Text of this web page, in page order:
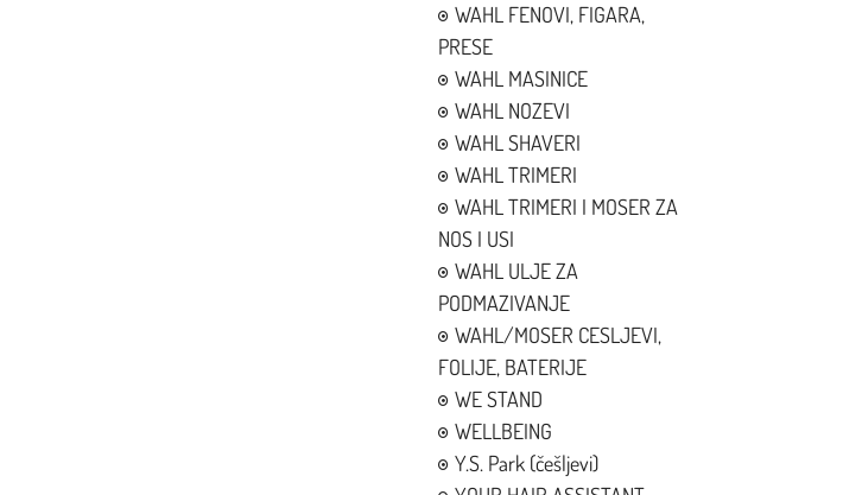
WAHL FENOVI, FIGARA,
PRESE
WAHL MASINICE
WAHL NOZEVI
WAHL SHAVERI
WAHL TRIMERI
WAHL TRIMERI I MOSER ZA
NOS I USI
WAHL ULJE ZA
PODMAZIVANJE
WAHL/MOSER CESLJEVI,
FOLIJE, BATERIJE
WE STAND
WELLBEING
Y.S. Park (češljevi)